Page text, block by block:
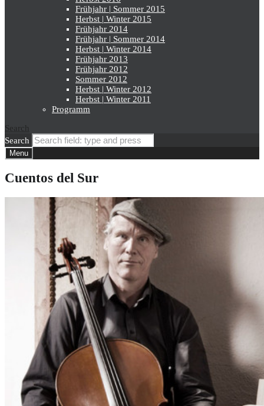
Frühjahr | Sommer 2015
Herbst | Winter 2015
Frühjahr 2014
Frühjahr | Sommer 2014
Herbst | Winter 2014
Frühjahr 2013
Frühjahr 2012
Sommer 2012
Herbst | Winter 2012
Herbst | Winter 2011
Programm
Search
Search
Menu
Cuentos del Sur